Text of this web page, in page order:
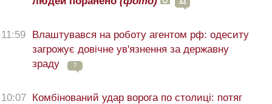
44
11:59
Влаштувався на роботу агентом рф: одеситу
загрожує довічне ув'язнення за державну
зраду
7
10:07 Комбінований удар ворога по столиці: потяг